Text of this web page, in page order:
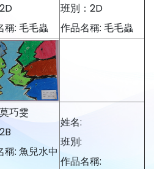
稱: 毛毛蟲
班別：2D
作品名稱: 毛毛蟲
巧雯
稱: 魚兒水中
姓名:
班別:
作品名稱: